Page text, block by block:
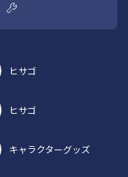
ヒサゴ
ヒサゴ
キャラクターグッズ